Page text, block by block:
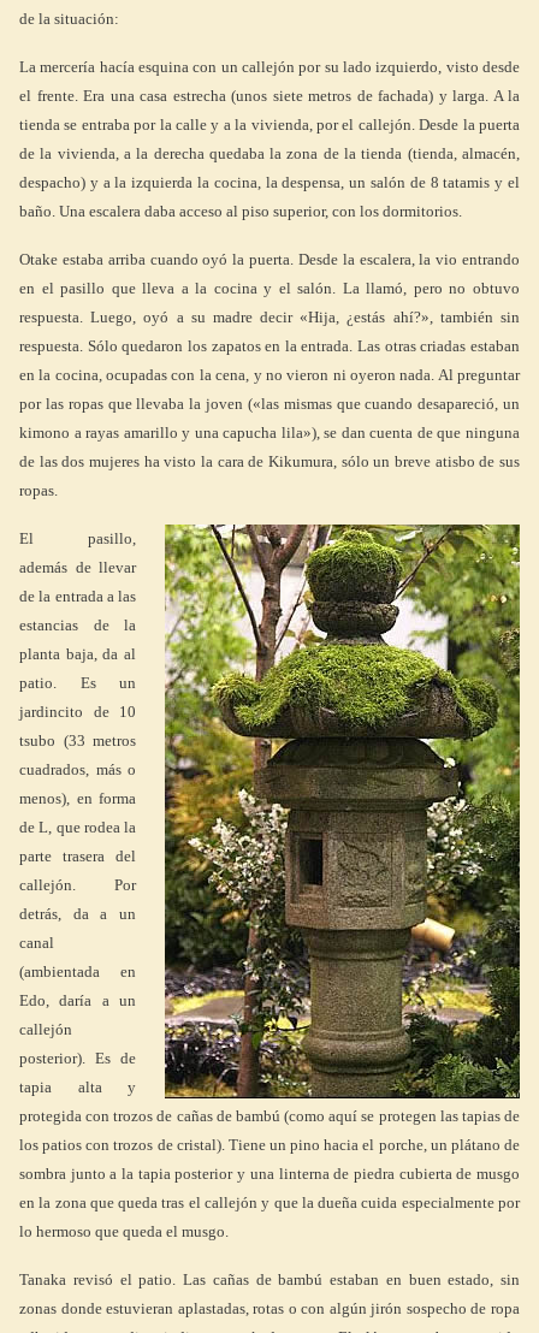
de la situación:
La mercería hacía esquina con un callejón por su lado izquierdo, visto desde
el frente. Era una casa estrecha (unos siete metros de fachada) y larga. A la
tienda se entraba por la calle y a la vivienda, por el callejón. Desde la puerta
de la vivienda, a la derecha quedaba la zona de la tienda (tienda, almacén,
despacho) y a la izquierda la cocina, la despensa, un salón de 8 tatamis y el
baño. Una escalera daba acceso al piso superior, con los dormitorios.
Otake estaba arriba cuando oyó la puerta. Desde la escalera, la vio entrando
en el pasillo que lleva a la cocina y el salón. La llamó, pero no obtuvo
respuesta. Luego, oyó a su madre decir «Hija, ¿estás ahí?», también sin
respuesta. Sólo quedaron los zapatos en la entrada. Las otras criadas estaban
en la cocina, ocupadas con la cena, y no vieron ni oyeron nada. Al preguntar
por las ropas que llevaba la joven («las mismas que cuando desapareció, un
kimono a rayas amarillo y una capucha lila»), se dan cuenta de que ninguna
de las dos mujeres ha visto la cara de Kikumura, sólo un breve atisbo de sus
ropas.
El pasillo,
además de llevar
de la entrada a las
estancias de la
planta baja, da al
patio. Es un
jardincito de 10
tsubo (33 metros
cuadrados, más o
menos), en forma
de L, que rodea la
parte trasera del
callejón. Por
detrás, da a un
canal
(ambientada en
Edo, daría a un
callejón
posterior). Es de
tapia alta y
protegida con trozos de cañas de bambú (como aquí se protegen las tapias de
los patios con trozos de cristal). Tiene un pino hacia el porche, un plátano de
sombra junto a la tapia posterior y una linterna de piedra cubierta de musgo
en la zona que queda tras el callejón y que la dueña cuida especialmente por
lo hermoso que queda el musgo.
Tanaka revisó el patio. Las cañas de bambú estaban en buen estado, sin
zonas donde estuvieran aplastadas, rotas o con algún jirón sospecho de ropa